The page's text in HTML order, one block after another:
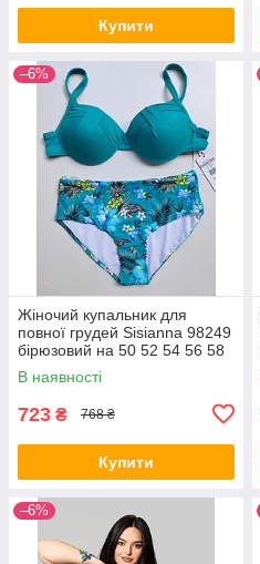
Купити
–6%
Жіночий купальник для
повної грудей Sisianna 98249
бірюзовий на 50 52 54 56 58
розмір
В наявності
723 ₴ 768 ₴
Купити
–6%